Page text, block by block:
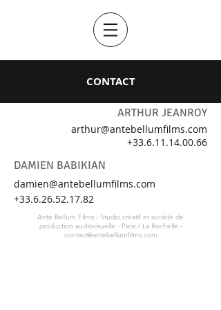
CONTACT
ARTHUR JEANROY
arthur@antebellumfilms.com
+33.6.11.14.00.66
DAMIEN BABIKIAN
damien@antebellumfilms.com
+33.6.26.52.17.82
Ante Bellum Films - Studio créatif et société de
production audiovisuelle - Paris / La Rochelle -
contact@antebellumfilms.com